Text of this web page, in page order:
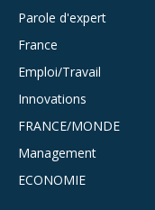
Parole d'expert
France
Emploi/Travail
Innovations
FRANCE/MONDE
Management
ECONOMIE